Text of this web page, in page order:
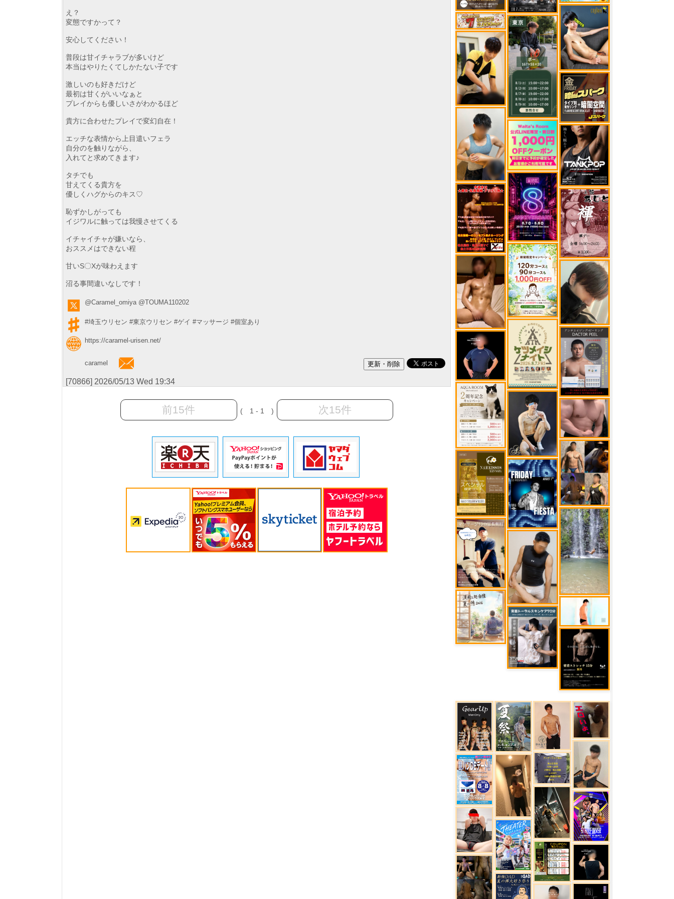
え？
変態ですかって？
安心してください！
普段は甘イチャラブが多いけど
本当はやりたくてしかたない子です
激しいのも好きだけど
最初は甘くがいいなぁと
プレイからも優しいさがわかるほど
貴方に合わせたプレイで変幻自在！
エッチな表情から上目遣いフェラ
自分のを触りながら、
入れてと求めてきます♪
タチでも
甘えてくる貴方を
優しくハグからのキス♡
恥ずかしがっても
イジワルに触っては我慢させてくる
イチャイチャが嫌いなら、
おススメはできない程
甘いS〇Xが味わえます
沼る事間違いなしです！
@Caramel_omiya @TOUMA110202
#埼玉ウリセン #東京ウリセン #ゲイ #マッサージ #個室あり
https://caramel-urisen.net/
caramel
[70866] 2026/05/13 Wed 19:34
前15件 ( 1 - 1 ) 次15件